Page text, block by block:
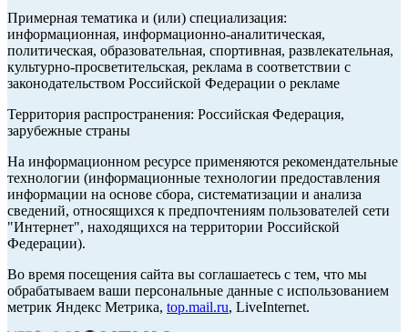
Примерная тематика и (или) специализация:
информационная, информационно-аналитическая,
политическая, образовательная, спортивная, развлекательная,
культурно-просветительская, реклама в соответствии с
законодательством Российской Федерации о рекламе
Территория распространения: Российская Федерация,
зарубежные страны
На информационном ресурсе применяются рекомендательные
технологии (информационные технологии предоставления
информации на основе сбора, систематизации и анализа
сведений, относящихся к предпочтениям пользователей сети
"Интернет", находящихся на территории Российской
Федерации).
Во время посещения сайта вы соглашаетесь с тем, что мы
обрабатываем ваши персональные данные с использованием
метрик Яндекс Метрика, top.mail.ru, LiveInternet.